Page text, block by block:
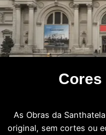
As Obras da
original, sem cortes ou